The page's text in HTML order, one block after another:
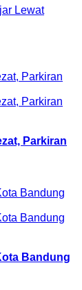
Lewat
Parkiran
Bandung